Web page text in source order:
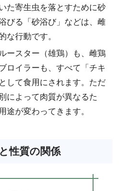
た寄生虫を落とすために砂
びる「砂浴び」などは、雌
な行動です。
ルースター（雄鶏）も、雌鶏
ロイラーも、すべて「チキ
して食用にされます。ただ
によって肉質が異なるた
途が変わってきます。
性質の関係